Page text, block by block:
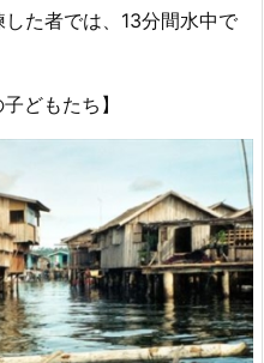
た者では、13分間水中で
どもたち】